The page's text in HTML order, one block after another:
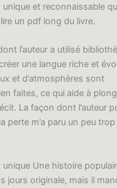
unique et reconnaissable
un pdf long du livre.
l’auteur a utilisé
une langue riche et
et d’atmosphères sont
faites, ce qui aide à
La façon dont l’auteur
perte m’a paru un peu
unique Une histoire
jours originale, mais il